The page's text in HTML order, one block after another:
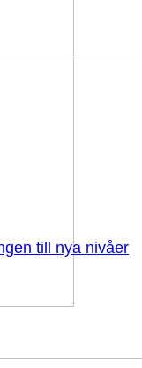
till nya nivåer